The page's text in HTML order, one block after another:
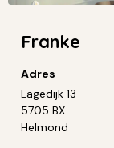
Franke
Adres
Lagedijk 13
5705 BX
Helmond